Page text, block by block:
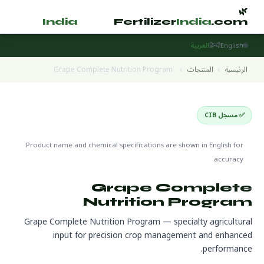
🌿
FertilizerIndia.com
India
🌐
English
हिन्दीالعربية
الرئيسية › المنتجات ›
Grape Complete Nutrition Program
✅ مسجل CIB
Product name and chemical specifications are shown in English for
accuracy
Grape Complete
Nutrition Program
Grape Complete Nutrition Program — specialty agricultural
input for precision crop management and enhanced
performance.